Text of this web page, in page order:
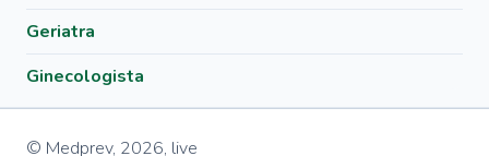
Geriatra
Ginecologista
© Medprev, 2026, live